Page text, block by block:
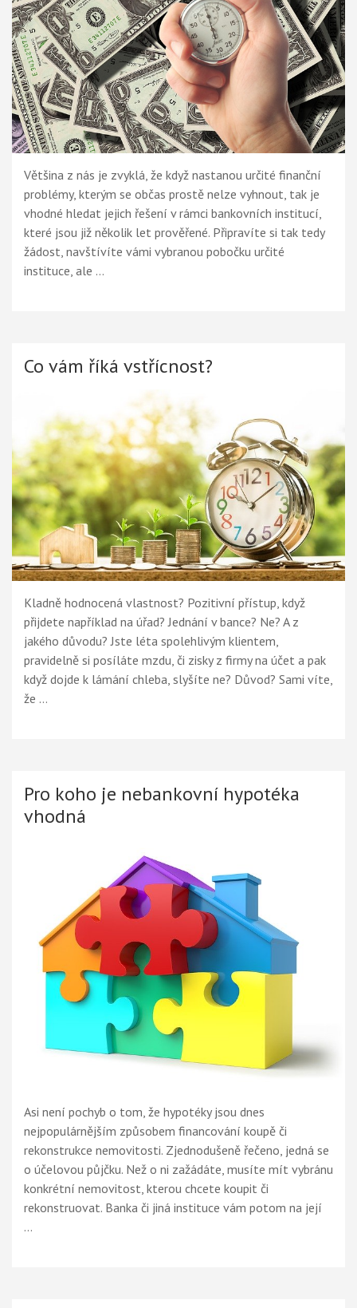
Většina z nás je zvyklá, že když nastanou určité finanční
problémy, kterým se občas prostě nelze vyhnout, tak je
vhodné hledat jejich řešení v rámci bankovních institucí,
které jsou již několik let prověřené. Připravíte si tak tedy
žádost, navštívíte vámi vybranou pobočku určité
instituce, ale …
Co vám říká vstřícnost?
Kladně hodnocená vlastnost? Pozitivní přístup, když
přijdete například na úřad? Jednání v bance? Ne? A z
jakého důvodu? Jste léta spolehlivým klientem,
pravidelně si posíláte mzdu, či zisky z firmy na účet a pak
když dojde k lámání chleba, slyšíte ne? Důvod? Sami víte,
že …
Pro koho je nebankovní hypotéka
vhodná
Asi není pochyb o tom, že hypotéky jsou dnes
nejpopulárnějším způsobem financování koupě či
rekonstrukce nemovitosti. Zjednodušeně řečeno, jedná se
o účelovou půjčku. Než o ni zažádáte, musíte mít vybránu
konkrétní nemovitost, kterou chcete koupit či
rekonstruovat. Banka či jiná instituce vám potom na její
…